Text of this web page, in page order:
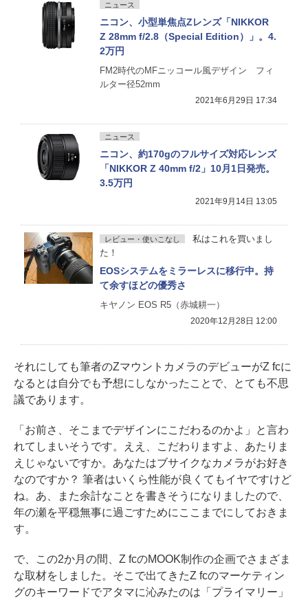
ニュース
ニコン、小型単焦点Zレンズ「NIKKOR
Z 28mm f/2.8（Special Edition）」。4.
2万円
FM2時代のMFニッコール風デザイン フィ
ルター径52mm
2021年6月29日 17:34
ニュース
ニコン、約170gのフルサイズ対応レンズ
「NIKKOR Z 40mm f/2」10月1日発売。
3.5万円
2021年9月14日 13:05
レビュー・使いこなし
私はこれを買いまし
た！
EOSシステムをミラーレスに移行中。持
て余すほどの優秀さ
キヤノン EOS R5（赤城耕一）
2020年12月28日 12:00
それにしても筆者のZマウントカメラのデビューがZ fcに
なるとは自分でも予想にしなかったことで、とても不思
議であります。
「お前さ、そこまでデザインにこだわるのかよ」と言わ
れてしまいそうです。ええ、こだわりますよ、あたりま
えじゃないですか。あなたはブサイクなカメラがお好き
なのですか？ 筆者はいくら性能が良くてもイヤですけど
ね。あ、また余計なことを書きそうになりましたので、
年の瀬を平穏無事に過ごすためにここまでにしておきま
す。
で、この2か月の間、Z fcのMOOK制作の企画でさまざま
な取材をしました。そこで出てきたZ fcのマーケティン
グのキーワードでアタマに沁みたのは「プライマリー」